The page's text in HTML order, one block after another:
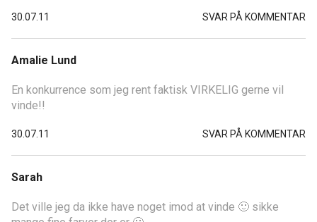
30.07.11 SVAR PÅ KOMMENTAR
Amalie Lund
En konkurrence som jeg rent faktisk VIRKELIG gerne vil
vinde!!
30.07.11 SVAR PÅ KOMMENTAR
Sarah
Det ville jeg da ikke have noget imod at vinde 🙂 sikke